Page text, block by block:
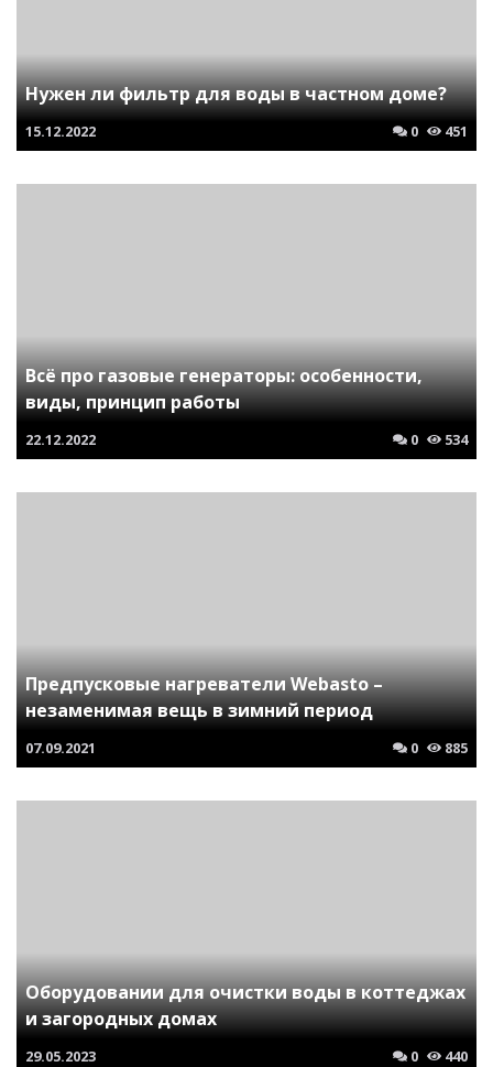
Нужен ли фильтр для воды в частном доме?
15.12.2022 0 451
Всё про газовые генераторы: особенности,
виды, принцип работы
22.12.2022 0 534
Предпусковые нагреватели Webasto –
незаменимая вещь в зимний период
07.09.2021 0 885
Оборудовании для очистки воды в коттеджах
и загородных домах
29.05.2023 0 440